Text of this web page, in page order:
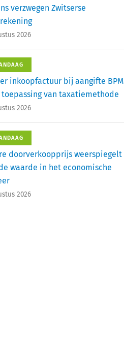
verzwegen Zwitserse
2026
inkoopfactuur bij aangifte BPM
toepassing van taxatiemethode
2026
doorverkoopprijs weerspiegelt
waarde in het economische
2026